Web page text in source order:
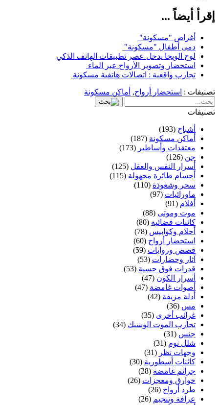
إقرأ أيضاً ...
أغراض "مسكونة"
دمى أطفال "مسكونة"
لوح الويجا يدخل عصر تطبيقات الهاتف الذكي
استحضار وتصوير الأرواح عبر الماء
تجارب واقعية : اتصالات هاتفية مسكونة
تصنيفات : استحضار أرواح, أماكن مسكونة
تصنيفات
أشباح (193)
أماكن مسكونة (187)
معتقدات وأساطير (173)
جن (126)
أسرار النفس والعقل (125)
أجسام طائرة مجهولة (115)
سحر وشعوذة (110)
ماورائيات (97)
أفلام (91)
موت وموتى (88)
كائنات فضائية (80)
أحلام وكوابيس (78)
استحضار أرواح (60)
قصص وروايات (59)
آثار وحضارات (53)
قدرات فوق حسية (53)
أسرار الكون (47)
أصوات غامضة (47)
أدلة مزيفة (42)
مس (36)
غرائب أخرى (35)
تجارب الموت الوشيك (34)
جنس (31)
شلل نوم (31)
وجهات نظر (31)
كائنات أسطورية (30)
جرائم غامضة (28)
خوارق ومعجزات (26)
طرد أرواح (26)
عرافة وتنجيم (26)